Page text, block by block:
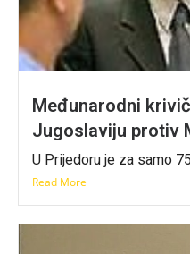
Međunarodni
Jugoslaviju protiv
U Prijedoru je za samo
Read More